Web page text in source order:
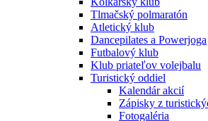
Tlmačský polmaratón
Atletický klub
Dancepilates a Powerjoga
Futbalový klub
Klub priateľov volejbalu
Turistický oddiel
Kalendár akcií
Zápisky z
Fotogaléria